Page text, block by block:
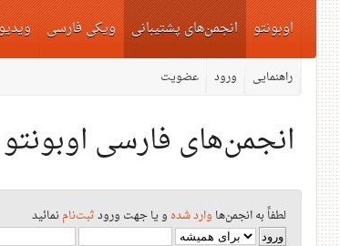
اوبونتو انجمن‌های پشتیبانی
راهنمایی ورود عضویت
ویکی فارسی
انجمن‌های فارسی اوبونتو
لطفاً به انجمن‌ها وارد شده و یا جهت ورودثبت‌نامنمائید